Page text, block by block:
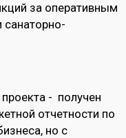
за оперативным
санаторно-
- получен
отчетности по
но с